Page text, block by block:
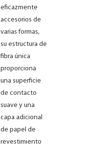
eficazmente
accesorios de
varias formas,
su estructura de
fibra única
proporciona
una superficie
de contacto
suave y una
capa adicional
de papel de
revestimiento